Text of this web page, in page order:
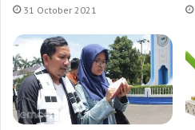
31 October 2021